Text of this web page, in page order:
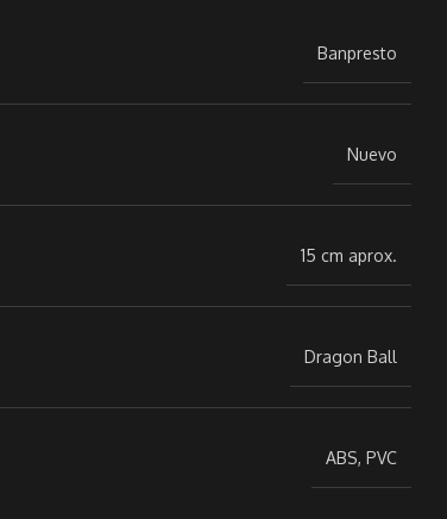
Banpresto
Nuevo
15 cm aprox.
Dragon Ball
ABS, PVC